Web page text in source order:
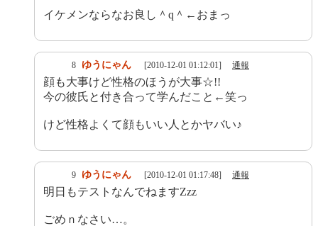
イケメンならなお良し＾q＾←おまっ
8 ゆうにゃん [2010-12-01 01:12:01] 通報
顔も大事けど性格のほうが大事☆!!
今の彼氏と付き合って学んだこと←笑っ
けど性格よくて顔もいい人とかヤバい♪
9 ゆうにゃん [2010-12-01 01:17:48] 通報
明日もテストなんでねますZzz
ごめｎなさい…。